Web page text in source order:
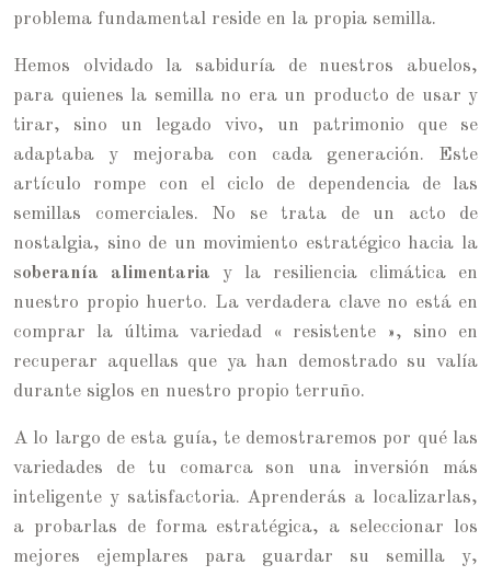
problema fundamental reside en la propia semilla.
Hemos olvidado la sabiduría de nuestros abuelos,
para quienes la semilla no era un producto de usar y
tirar, sino un legado vivo, un patrimonio que se
adaptaba y mejoraba con cada generación. Este
artículo rompe con el ciclo de dependencia de las
semillas comerciales. No se trata de un acto de
nostalgia, sino de un movimiento estratégico hacia la
soberanía alimentaria y la resiliencia climática en
nuestro propio huerto. La verdadera clave no está en
comprar la última variedad « resistente », sino en
recuperar aquellas que ya han demostrado su valía
durante siglos en nuestro propio terruño.
A lo largo de esta guía, te demostraremos por qué las
variedades de tu comarca son una inversión más
inteligente y satisfactoria. Aprenderás a localizarlas,
a probarlas de forma estratégica, a seleccionar los
mejores ejemplares para guardar su semilla y,